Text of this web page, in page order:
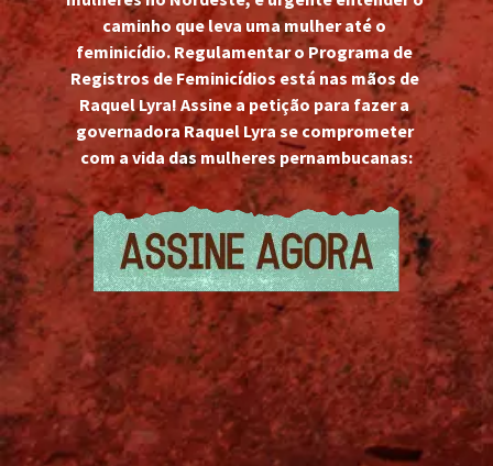
caminho que leva uma mulher até o
feminicídio. Regulamentar o Programa de
Registros de Feminicídios está nas mãos de
Raquel Lyra! Assine a petição para fazer a
governadora Raquel Lyra se comprometer
com a vida das mulheres pernambucanas: